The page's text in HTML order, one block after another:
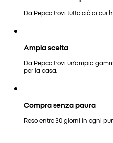
Da Pepco trovi tutto ciò di cui
Ampia scelta
Da Pepco trovi un'ampia
per la casa.
Compra senza paura
Reso entro 30 giorni in ogni